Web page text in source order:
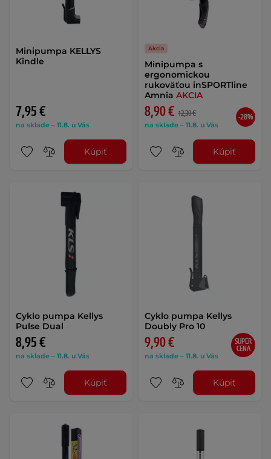
Minipumpa KELLYS
Kindle
7,95 €
na sklade – 11.8. u Vás
Kúpiť
Akcia
Minipumpa s
ergonomickou
rukoväťou inSPORTline
Amnia AKCIA
8,90 € 12,30 €
na sklade – 11.8. u Vás
-28%
Kúpiť
Cyklo pumpa Kellys
Pulse Dual
8,95 €
na sklade – 11.8. u Vás
Kúpiť
Cyklo pumpa Kellys
Doubly Pro 10
9,90 €
na sklade – 11.8. u Vás
SUPER
CENA
Kúpiť